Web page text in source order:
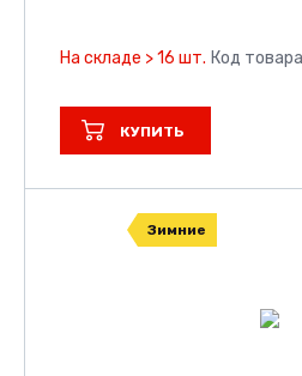
На складе > 16 шт. Код
КУПИТЬ
Зимние